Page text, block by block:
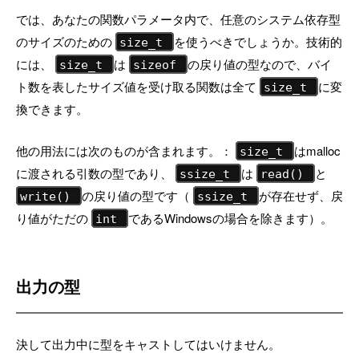
では、あなたの関数パラメータ内で、任意のシステム依存型
のサイズのための size_t
を使うべきでしょうか。技術的
には、
size_t は sizeof
の戻り値の型なので、バイ
ト数を表したサイズ値を受け取る関数は全て
size_t
に変
換できます。
他の用法には次のものが含まれます。： size_t
はmalloc
に渡される引数の型であり、
ssize_t は read() と
write() の戻り値の型です（ ssize_t
が存在せず、戻
り値がただの int であるWindowsの場合を除きます）。
出力の型
決して出力中に型をキャストしてはいけません。